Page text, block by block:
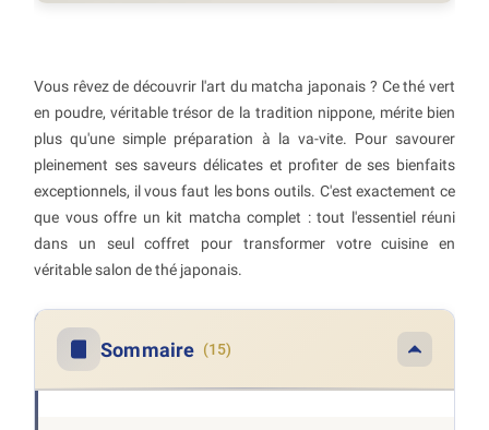
Vous rêvez de découvrir l'art du matcha japonais ? Ce thé vert
en poudre, véritable trésor de la tradition nippone, mérite bien
plus qu'une simple préparation à la va-vite. Pour savourer
pleinement ses saveurs délicates et profiter de ses bienfaits
exceptionnels, il vous faut les bons outils. C'est exactement ce
que vous offre un kit matcha complet : tout l'essentiel réuni
dans un seul coffret pour transformer votre cuisine en
véritable salon de thé japonais.
Sommaire (15)